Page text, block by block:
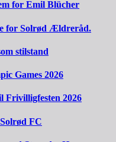
for Emil Blücher
for Solrød Ældreråd.
stilstand
Games 2026
Frivilligfesten 2026
FC